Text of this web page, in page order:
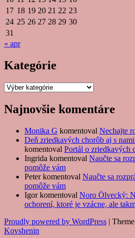
17 18 19 20 21 22 23
24 25 26 27 28 29 30
31
« apr
Kategórie
Kategórie
Najnovšie komentáre
Monika G komentoval Nechajte
Deň zriedkavých chorôb aj s
komentoval Portál o zriedkavých
Ingrida komentoval Naučte sa
pomôže vám
Peterkomentoval Naučte sa
pomôže vám
Igorkomentoval Noro Ölvecký:
ochorení, ktoré je vzácne, ale
Proudly powered by WordPress |
Kovshenin